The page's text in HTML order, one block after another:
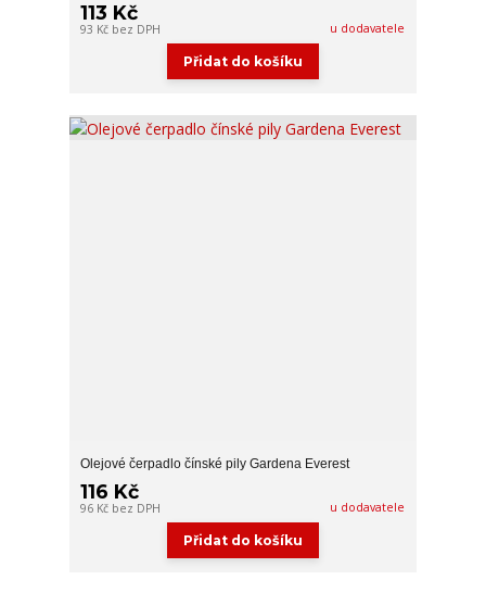
113 Kč
93 Kč bez DPH u dodavatele
Přidat do košíku
Olejové čerpadlo čínské pily Gardena Everest
116 Kč
96 Kč bez DPH u dodavatele
Přidat do košíku